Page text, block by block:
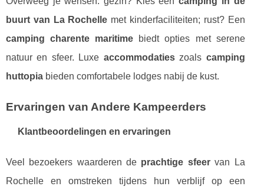
buurt van La Rochelle met kinderfaciliteiten; rust? Een
camping charente maritime biedt opties met serene
natuur en sfeer. Luxe accommodatieszoals camping
huttopia bieden comfortabele lodges nabij de kust.
Ervaringen van Andere Kampeerders
Klantbeoordelingen en ervaringen
Veel bezoekers waarderen de prachtige sfeervan La
Rochelle en omstreken tijdens hun verblijf op een